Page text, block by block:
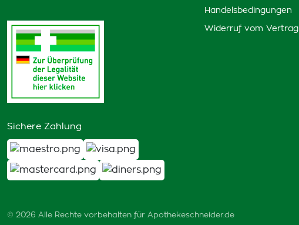
Sichere Zahlung
Handelsbedingungen
Widerruf vom Vertrag
© 2026 Alle Rechte vorbehalten für Apothekeschneider.de